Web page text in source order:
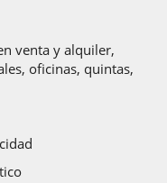
venta y alquiler,
oficinas, quintas,